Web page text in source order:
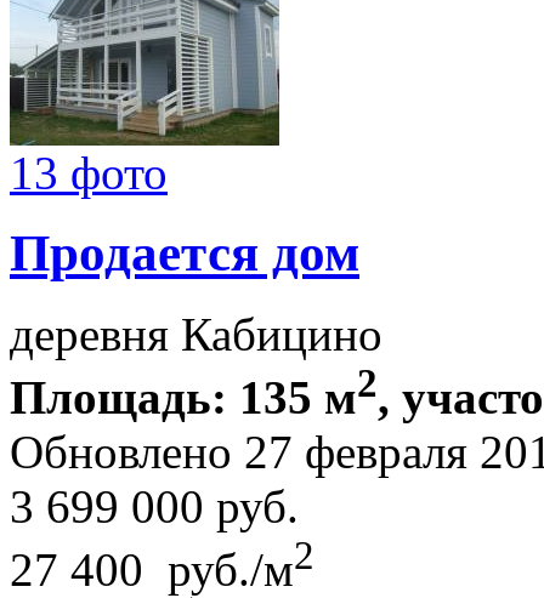
13 фото
Продается дом
деревня Кабицино
Площадь: 135 м2,
Обновлено 27 февраля
3 699 000 руб.
27 400 руб./м2